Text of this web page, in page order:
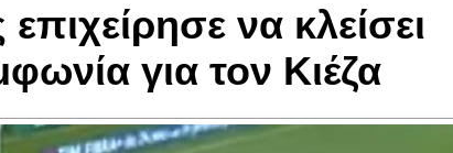
να κλείσει
για τον Κιέζα